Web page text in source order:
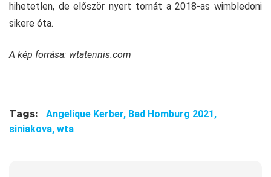
hihetetlen, de először nyert tornát a 2018-as wimbledoni
sikere óta.
A kép forrása: wtatennis.com
Tags: Angelique Kerber, Bad Homburg 2021,
siniakova, wta